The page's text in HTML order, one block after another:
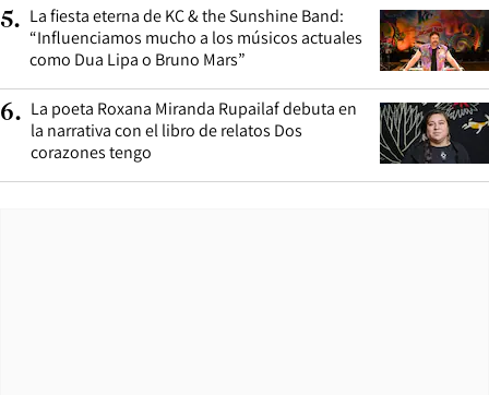
5. La fiesta eterna de KC & the Sunshine Band:
“Influenciamos mucho a los músicos actuales
como Dua Lipa o Bruno Mars”
6. La poeta Roxana Miranda Rupailaf debuta en
la narrativa con el libro de relatos Dos
corazones tengo